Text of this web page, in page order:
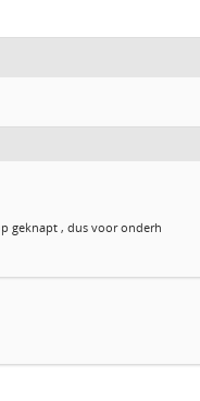
geknapt , dus voor onderh